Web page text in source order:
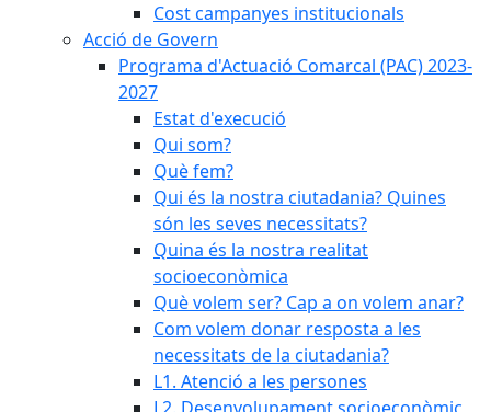
Cost campanyes institucionals
Acció de Govern
Programa d'Actuació Comarcal (PAC) 2023-
2027
Estat d'execució
Qui som?
Què fem?
Qui és la nostra ciutadania? Quines
són les seves necessitats?
Quina és la nostra realitat
socioeconòmica
Què volem ser? Cap a on volem anar?
Com volem donar resposta a les
necessitats de la ciutadania?
L1. Atenció a les persones